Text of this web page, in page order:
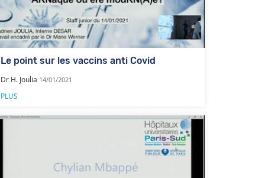
Le point sur les vaccins anti Covid
Dr H. Joulia 14/01/2021
PLUS